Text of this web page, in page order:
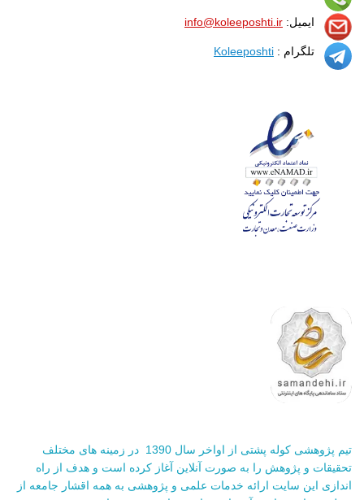
ایمیل: info@koleeposhti.ir
تلگرام : Koleeposhti
تیم پژوهشی کوله پشتی از اواخر سال 1390 در زمینه های مختلف
تحقیقات و پژوهش را به صورت آنلاین آغاز کرده است و هدف از راه
اندازی این سایت ارائه خدمات علمی و پژوهشی به همه اقشار جامعه از